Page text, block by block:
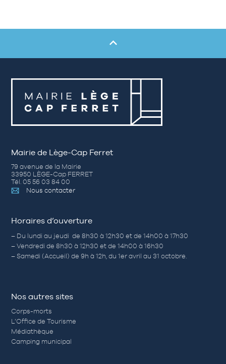
Mairie de Lège-Cap Ferret
79 avenue de la Mairie
33950 LÈGE-Cap FERRET
Tél. 05 56 03 84 00
Nous contacter
Horaires d’ouverture
– Du lundi au jeudi de 8h30 à 12h30 et de 14h00 à 17h30
– Vendredi de 8h30 à 12h30 et de 14h00 à 16h30
– Samedi (Accueil) de 9h à 12h, du 1er avril au 31 octobre.
Nos autres sites
Corps-morts
L’Office de Tourisme
Médiathèque
Camping municipal